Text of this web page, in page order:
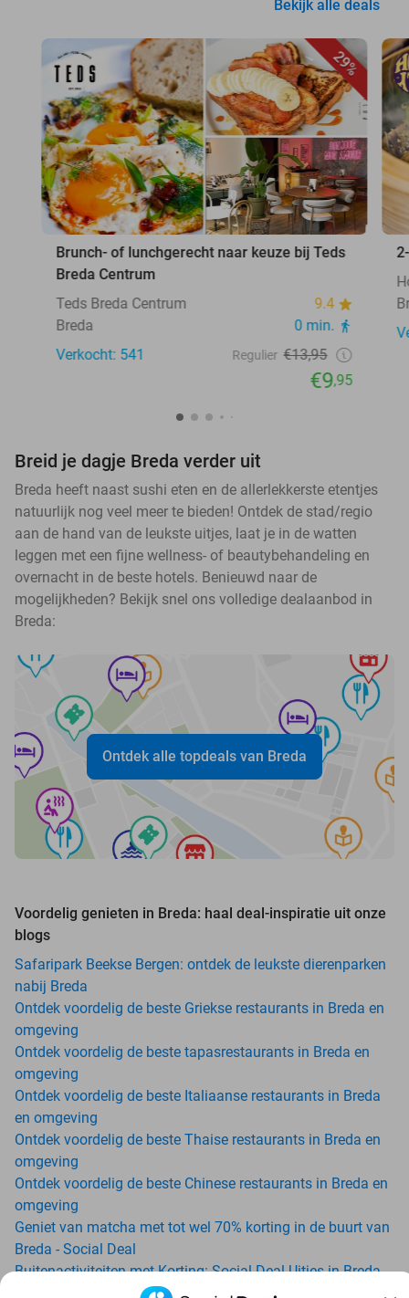
Bekijk alle deals
29%
Brunch- of lunchgerecht naar keuze bij Teds
Breda Centrum
Teds Breda Centrum
9.4
Breda
0 min.
Verkocht: 541
Regulier €13,95
€9,95
Breid je dagje Breda verder uit
Breda heeft naast sushi eten en de allerlekkerste etentjes
natuurlijk nog veel meer te bieden! Ontdek de stad/regio
aan de hand van de leukste uitjes, laat je in de watten
leggen met een fijne wellness- of beautybehandeling en
overnacht in de beste hotels. Benieuwd naar de
mogelijkheden? Bekijk snel ons volledige dealaanbod in
Breda:
Ontdek alle topdeals van Breda
Voordelig genieten in Breda: haal deal-inspiratie uit onze
blogs
Safaripark Beekse Bergen: ontdek de leukste dierenparken
nabij Breda
Ontdek voordelig de beste Griekse restaurants in Breda en
omgeving
Ontdek voordelig de beste tapasrestaurants in Breda en
omgeving
Ontdek voordelig de beste Italiaanse restaurants in Breda
en omgeving
Ontdek voordelig de beste Thaise restaurants in Breda en
omgeving
Ontdek voordelig de beste Chinese restaurants in Breda en
omgeving
Geniet van matcha met tot wel 70% korting in de buurt van
Breda - Social Deal
Buitenactiviteiten met Korting: Social Deal Uitjes in Breda
Ga voordelig de padelbaan op met Social Deal in de buurt